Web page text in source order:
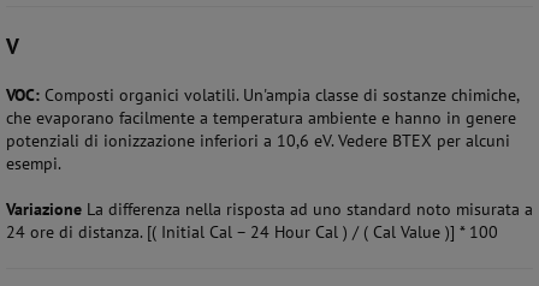
V
VOC: Composti organici volatili. Un'ampia classe di sostanze chimiche,
che evaporano facilmente a temperatura ambiente e hanno in genere
potenziali di ionizzazione inferiori a 10,6 eV. Vedere BTEX per alcuni
esempi.
Variazione La differenza nella risposta ad uno standard noto misurata a
24 ore di distanza. [( Initial Cal – 24 Hour Cal ) / ( Cal Value )] * 100